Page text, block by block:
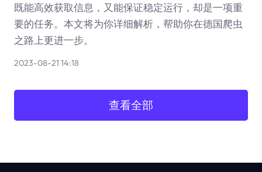
既能高效获取信息，又能保证稳定运行，却是一项重
要的任务。本文将为你详细解析，帮助你在德国爬虫
之路上更进一步。
2023-08-21 14:18
查看全部